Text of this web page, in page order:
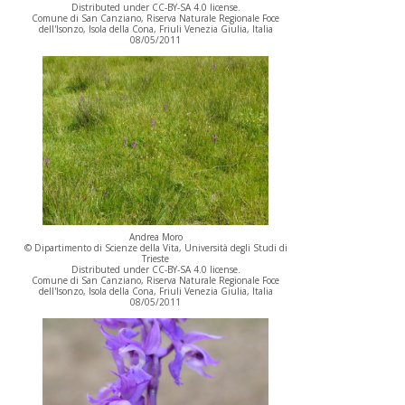
Distributed under CC-BY-SA 4.0 license.
Comune di San Canziano, Riserva Naturale Regionale Foce
dell'Isonzo, Isola della Cona, Friuli Venezia Giulia, Italia
08/05/2011
Andrea Moro
© Dipartimento di Scienze della Vita, Università degli Studi di
Trieste
Distributed under CC-BY-SA 4.0 license.
Comune di San Canziano, Riserva Naturale Regionale Foce
dell'Isonzo, Isola della Cona, Friuli Venezia Giulia, Italia
08/05/2011